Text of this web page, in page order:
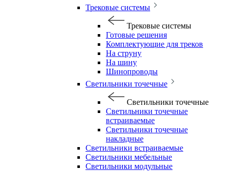
Трековые системы
Трековые системы
Готовые решения
Комплектующие для треков
На струну
На шину
Шинопроводы
Светильники точечные
Светильники точечные
Светильники точечные
встраиваемые
Светильники точечные
накладные
Светильники встраиваемые
Светильники мебельные
Светильники модульные